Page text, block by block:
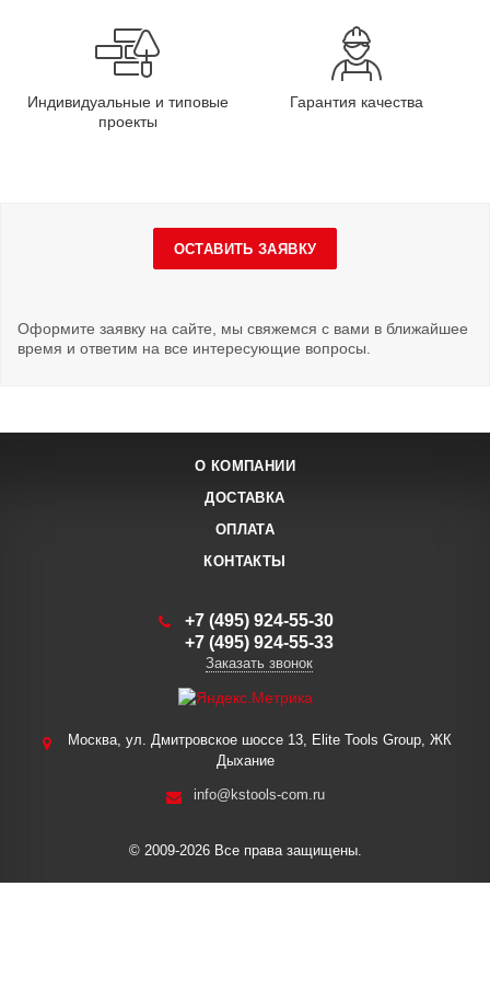
Индивидуальные и типовые
проекты
Гарантия качества
ОСТАВИТЬ ЗАЯВКУ
Оформите заявку на сайте, мы свяжемся с вами в ближайшее
время и ответим на все интересующие вопросы.
О КОМПАНИИ
ДОСТАВКА
ОПЛАТА
КОНТАКТЫ
+7 (495) 924-55-30
+7 (495) 924-55-33
Заказать звонок
Москва, ул. Дмитровское шоссе 13, Elite Tools Group, ЖК
Дыхание
info@kstools-com.ru
© 2009-2026 Все права защищены.